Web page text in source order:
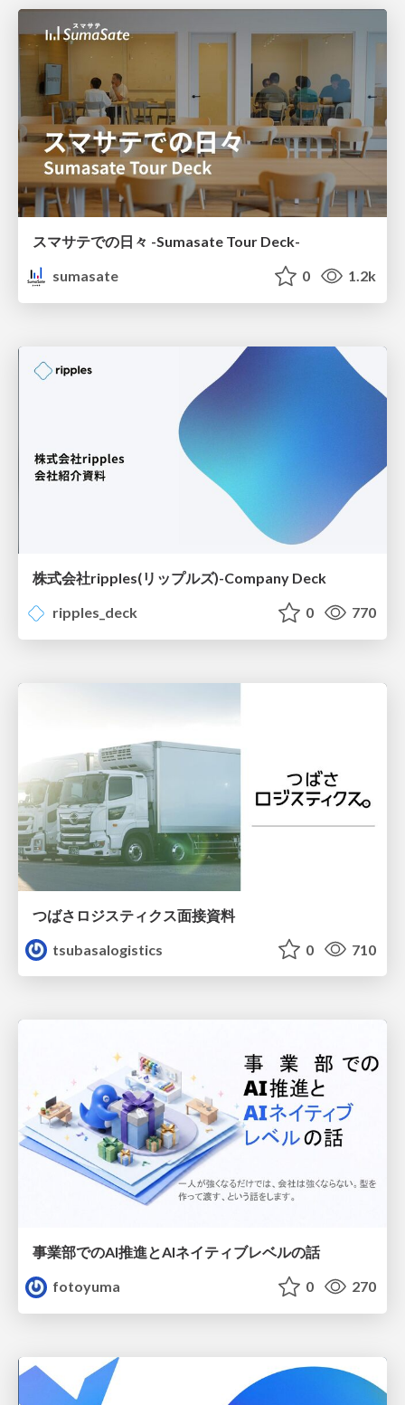
スマサテでの日々 -Sumasate Tour Deck-
sumasate
0 1.2k
株式会社ripples(リップルズ)-Company Deck
ripples_deck
0 770
つばさロジスティクス面接資料
tsubasalogistics
0 710
事業部でのAI推進とAIネイティブレベルの話
fotoyuma
0 270